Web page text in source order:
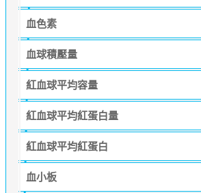
血色素
血球積壓量
紅血球平均容量
紅血球平均紅蛋白量
紅血球平均紅蛋白
血小板